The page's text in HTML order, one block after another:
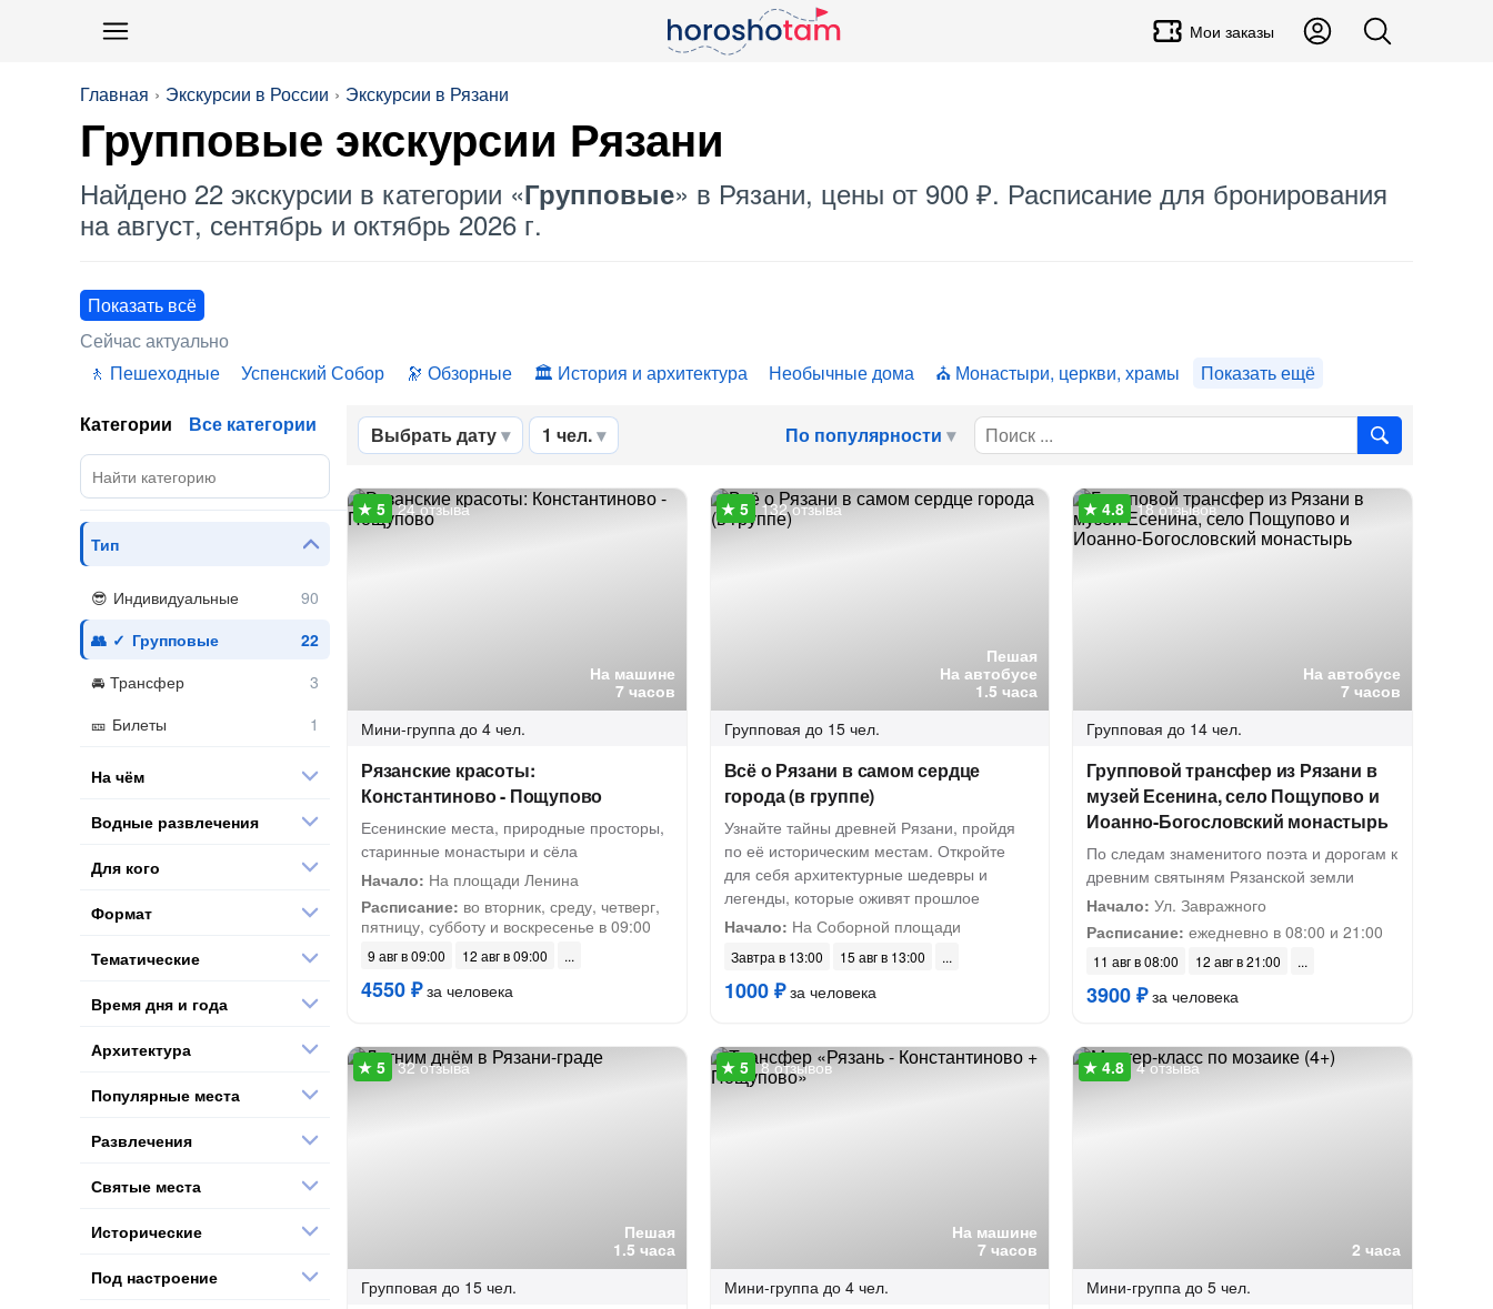
Мои заказы
Главная Экскурсии в России Экскурсии в Рязани
Групповые экскурсии Рязани
Найдено 22 экскурсии в категории «Групповые» в Рязани, цены от 900 ₽. Расписание для бронирования
на август, сентябрь и октябрь 2026 г.
Показать всё
Сейчас актуально
Пешеходные
Успенский Собор Обзорные История и архитектура Необычные дома Монастыри, церкви, храмы Показать ещё
Выбрать дату 1 чел. По популярности
На машине
7 часов
24 отзыва
Мини-группа до 4 чел.
Рязанские красоты:
Константиново - Пощупово
Есенинские места, природные просторы,
старинные монастыри и сёла
Начало: На площади Ленина
Расписание: во вторник, среду, четверг,
пятницу, субботу и воскресенье в 09:00
9 авг в 09:00 12 авг в 09:00
4550 ₽за человека
Пешая
На автобусе
1.5 часа
132 отзыва
Групповая до 15 чел.
Всё о Рязани в самом сердце
города (в группе)
Узнайте тайны древней Рязани, пройдя
по её историческим местам. Откройте
для себя архитектурные шедевры и
легенды, которые оживят прошлое
Начало: На Соборной площади
Завтра в 13:00 15 авг в 13:00
1000 ₽за человека
На автобусе
7 часов
18 отзывов
Групповая до 14 чел.
Групповой трансфер из Рязани в
музей Есенина, село Пощупово и
Иоанно-Богословский монастырь
По следам знаменитого поэта и дорогам к
древним святыням Рязанской земли
Начало: Ул. Завражного
Расписание: ежедневно в 08:00 и 21:00
11 авг в 08:00 12 авг в 21:00
3900 ₽за человека
Пешая
1.5 часа
32 отзыва
Групповая до 15 чел.
На машине
7 часов
8 отзывов
Мини-группа до 4 чел.
2 часа
4 отзыва
Мини-группа до 5 чел.
Категории Все категории
Тип
Индивидуальные
Групповые
Трансфер
Билеты
На чём
Водные развлечения
Для кого
Формат
Тематические
Время дня и года
Архитектура
Популярные места
Развлечения
Святые места
Исторические
Под настроение